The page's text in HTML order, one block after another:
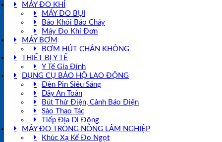
MÁY ĐO KHÍ
MÁY ĐO BỤI
Báo Khói Báo Cháy
Máy Đo Khí Đơn
MÁY BƠM
BƠM HÚT CHÂN KHÔNG
THIẾT BỊ Y TẾ
Y Tế Gia Đình
DỤNG CỤ BẢO HỘ LAO ĐỘNG
Đèn Pin Siêu Sáng
Dây An Toàn
Bút Thử Điện, Cảnh Báo Điện
Sào Thao Tác
Tiếp Địa Di Động
MÁY ĐO TRONG NÔNG LÂM NGHIỆP
Khúc Xạ Kế Đo Ngọt